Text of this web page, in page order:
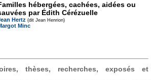
hébergées, cachées, aidées ou
par Édith Cérézuelle
Hertz (dit Jean Henrion)
Minc
thèses, recherches, exposés et